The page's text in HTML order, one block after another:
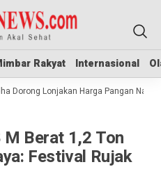
Rakyat Internasional
Rakyat Internasional
Lonjakan Harga Pangan Nasional
Berat 1,2 Ton
Festival Rujak